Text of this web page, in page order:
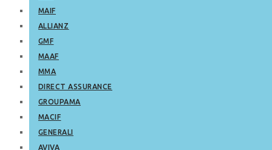
MAIF
ALLIANZ
GMF
MAAF
MMA
DIRECT ASSURANCE
GROUPAMA
MACIF
GENERALI
AVIVA